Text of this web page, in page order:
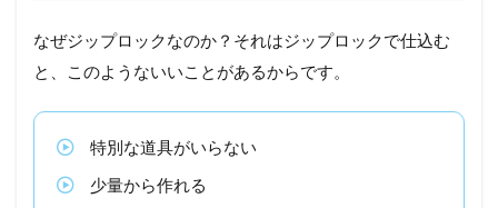
なぜジップロックなのか？それはジップロックで仕込む
と、このようないいことがあるからです。
特別な道具がいらない
少量から作れる